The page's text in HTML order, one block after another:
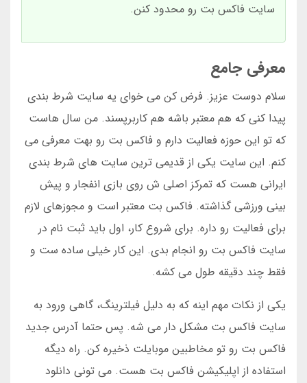
سایت فاکس بت رو محدود کنن.
معرفی جامع
سلام دوست عزیز. فرض کن می خوای یه سایت شرط بندی
پیدا کنی که هم معتبر باشه هم کاربرپسند. من سال هاست
که تو این حوزه فعالیت دارم و فاکس بت رو بهت معرفی می
کنم. این سایت یکی از قدیمی ترین سایت های شرط بندی
ایرانی هست که تمرکز اصلی ش روی بازی انفجار و پیش
بینی ورزشی گذاشته. فاکس بت معتبر است و مجوزهای لازم
برای فعالیت رو داره. برای شروع کار، اول باید ثبت نام در
سایت فاکس بت رو انجام بدی. این کار خیلی ساده ست و
فقط چند دقیقه طول می کشه.
یکی از نکات مهم اینه که به دلیل فیلترینگ، گاهی ورود به
سایت فاکس بت مشکل دار می شه. پس حتما آدرس جدید
فاکس بت رو تو مخاطبین موبایلت ذخیره کن. راه دیگه
استفاده از اپلیکیشن فاکس بت هست. می تونی دانلود